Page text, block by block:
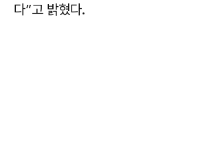
다”고 밝혔다.